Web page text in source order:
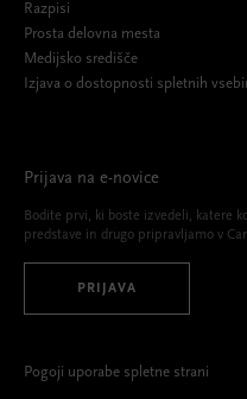
Razpisi
Prosta delovna mesta
Medijsko središče
Izjava o dostopnosti spletnih
Prijava na e-novice
Bodite prvi, ki boste izvedeli, katere
predstave in drugo pripravljamo v
PRIJAVA
Pogoji uporabe spletne strani